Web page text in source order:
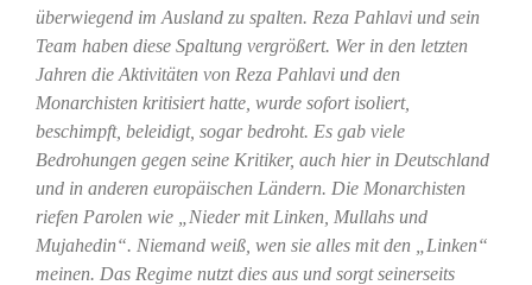
überwiegend im Ausland zu spalten. Reza Pahlavi und sein
Team haben diese Spaltung vergrößert. Wer in den letzten
Jahren die Aktivitäten von Reza Pahlavi und den
Monarchisten kritisiert hatte, wurde sofort isoliert,
beschimpft, beleidigt, sogar bedroht. Es gab viele
Bedrohungen gegen seine Kritiker, auch hier in Deutschland
und in anderen europäischen Ländern. Die Monarchisten
riefen Parolen wie „Nieder mit Linken, Mullahs und
Mujahedin“. Niemand weiß, wen sie alles mit den „Linken“
meinen. Das Regime nutzt dies aus und sorgt seinerseits